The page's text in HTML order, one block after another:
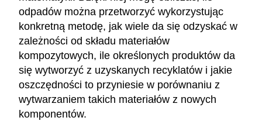
odpadów można przetworzyć wykorzystując
konkretną metodę, jak wiele da się odzyskać w
zależności od składu materiałów
kompozytowych, ile określonych produktów da
się wytworzyć z uzyskanych recyklatów i jakie
oszczędności to przyniesie w porównaniu z
wytwarzaniem takich materiałów z nowych
komponentów.